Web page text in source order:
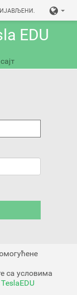
EDU
са условима